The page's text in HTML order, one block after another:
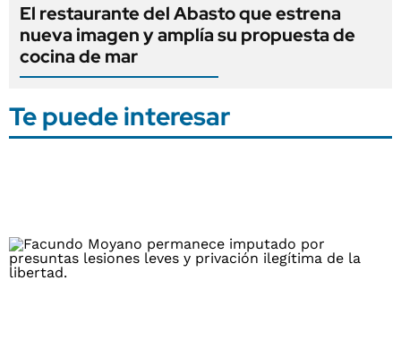
El restaurante del Abasto que estrena
nueva imagen y amplía su propuesta de
cocina de mar
Te puede interesar